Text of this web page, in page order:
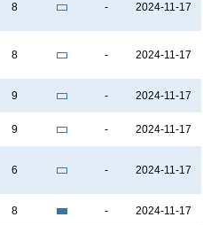
8 - 2024-11-17
8 - 2024-11-17
9 - 2024-11-17
9 - 2024-11-17
6 - 2024-11-17
8 - 2024-11-17